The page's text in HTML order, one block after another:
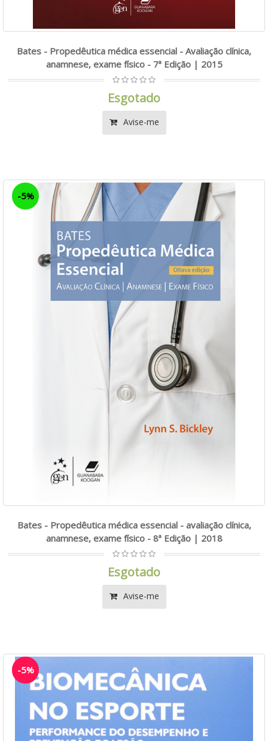
Bates - Propedêutica médica essencial - Avaliação clínica,
anamnese, exame físico - 7ª Edição | 2015
Esgotado
Avise-me
-5%
Bates - Propedêutica médica essencial - avaliação clínica,
anamnese, exame físico - 8ª Edição | 2018
Esgotado
Avise-me
-5%